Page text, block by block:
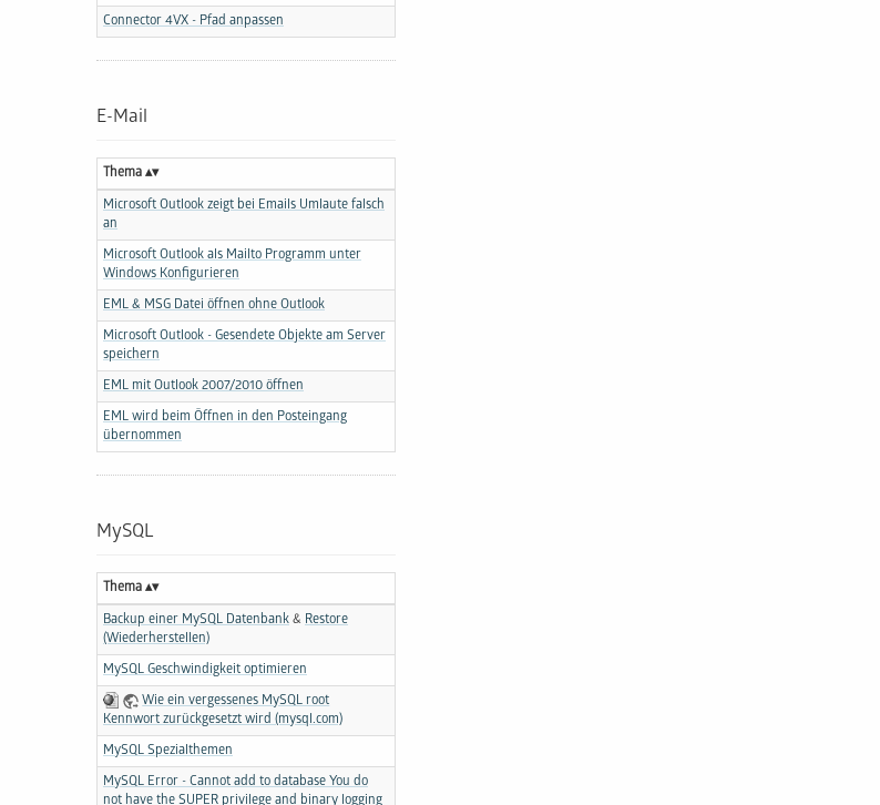
Connector 4VX - Pfad anpassen
E-Mail
Thema
Microsoft Outlook zeigt bei Emails Umlaute falsch
an
Microsoft Outlook als Mailto Programm unter
Windows Konfigurieren
EML & MSG Datei öffnen ohne Outlook
Microsoft Outlook - Gesendete Objekte am Server
speichern
EML mit Outlook 2007/2010 öffnen
EML wird beim Öffnen in den Posteingang
übernommen
MySQL
Thema
Backup einer MySQL Datenbank & Restore
(Wiederherstellen)
MySQL Geschwindigkeit optimieren
Wie ein vergessenes MySQL root
Kennwort zurückgesetzt wird (mysql.com)
MySQL Spezialthemen
MySQL Error - Cannot add to database You do
not have the SUPER privilege and binary logging